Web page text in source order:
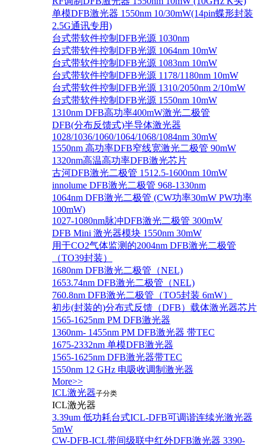
单模DFB激光器 1550nm 10/30mW(14pin蝶形封装
2.5G通讯专用)
台式带软件控制DFB光源 1030nm
台式带软件控制DFB光源 1064nm 10mW
台式带软件控制DFB光源 1083nm 10mW
台式带软件控制DFB光源 1178/1180nm 10mW
台式带软件控制DFB光源 1310/2050nm 2/10mW
台式带软件控制DFB光源 1550nm 10mW
1310nm DFB高功率400mW激光二极管
DFB(分布反馈式)半导体激光器
1028/1036/1060/1064/1068/1084nm 30mW
1550nm 高功率DFB窄线宽激光二极管 90mW
1320nm高温高功率DFB激光芯片
古河DFB激光二极管 1512.5-1600nm 10mW
innolume DFB激光二极管 968-1330nm
1064nm DFB激光二极管 (CW功率30mW PW功率
100mW)
1027-1080nm脉冲DFB激光二极管 300mW
DFB Mini 激光器模块 1550nm 30mW
用于CO2气体监测的2004nm DFB激光二极管
（TO39封装）
1680nm DFB激光二极管（NEL)
1653.74nm DFB激光二极管（NEL)
760.8nm DFB激光二极管（TO5封装 6mW）
初步(封装的)分布式反馈（DFB）载体激光器芯片
1565-1625nm PM DFB激光器
1360nm- 1455nm PM DFB激光器 带TEC
1675-2332nm 单模DFB激光器
1565-1625nm DFB激光器带TEC
1550nm 12 GHz 电吸收调制激光器
More>>
ICL激光器子分类
ICL激光器
3.39um 低功耗台式ICL-DFB可调谐连续光激光器
5mW
CW-DFB-ICL带间级联中红外DFB激光器 3390-